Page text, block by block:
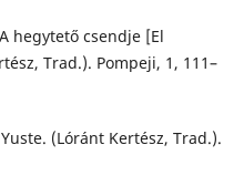
hegytető csendje [El
Trad.). Pompeji, 1, 111–
(Lóránt Kertész, Trad.).